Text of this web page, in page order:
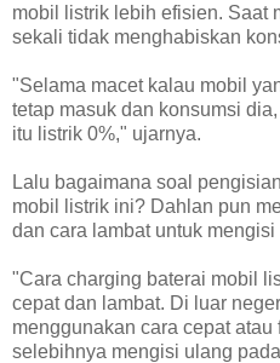
mobil listrik lebih efisien. Saat
sekali tidak menghabiskan
"Selama macet kalau mobil
tetap masuk dan konsumsi
itu listrik 0%," ujarnya.
Lalu bagaimana soal
mobil listrik ini? Dahlan pun
dan cara lambat untuk
"Cara charging baterai mobil
cepat dan lambat. Di luar
menggunakan cara cepat
selebihnya mengisi ulang